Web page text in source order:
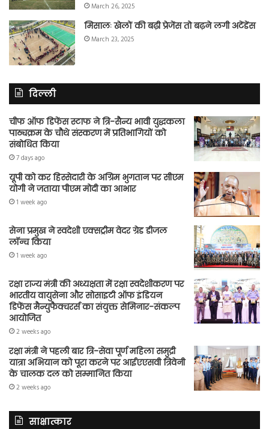
March 26, 2025
मिसालः खेलों की बढ़ी प्रेजेंस तो बढ़ने लगी अटेंडेंस
March 23, 2025
दिल्ली
चीफ ऑफ डिफेंस स्टाफ ने त्रि-सैन्य भावी युद्धकला
पाठ्यक्रम के चौथे संस्करण में प्रतिभागियों को
संबोधित किया
7 days ago
यूपी को कर हिस्सेदारी के अग्रिम भुगतान पर सीएम
योगी ने जताया पीएम मोदी का आभार
1 week ago
सेना प्रमुख ने स्वदेशी एक्सट्रीम वेदर ग्रेड डीजल
लॉन्च किया
1 week ago
रक्षा राज्य मंत्री की अध्यक्षता में रक्षा स्वदेशीकरण पर
भारतीय वायुसेना और सोसाइटी ऑफ इंडियन
डिफेंस मैन्युफैक्चरर्स का संयुक्त सेमिनार-संकल्प
आयोजित
2 weeks ago
रक्षा मंत्री ने पहली बार त्रि-सेवा पूर्ण महिला समुद्री
यात्रा अभियान को पूरा करने पर आईएएसवी त्रिवेनी
के चालक दल को सम्मानित किया
2 weeks ago
साक्षात्कार